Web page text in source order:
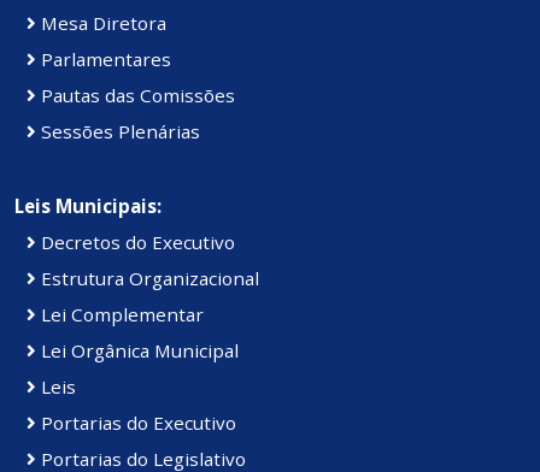
Mesa Diretora
Parlamentares
Pautas das Comissões
Sessões Plenárias
Leis Municipais:
Decretos do Executivo
Estrutura Organizacional
Lei Complementar
Lei Orgânica Municipal
Leis
Portarias do Executivo
Portarias do Legislativo